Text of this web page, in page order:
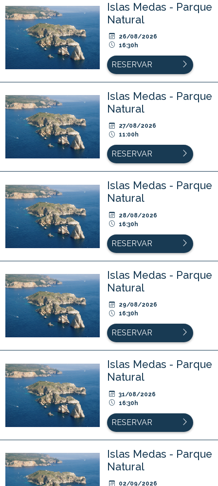
Islas Medas - Parque
Natural
26/08/2026
16:30h
RESERVAR
Islas Medas - Parque
Natural
27/08/2026
11:00h
RESERVAR
Islas Medas - Parque
Natural
28/08/2026
16:30h
RESERVAR
Islas Medas - Parque
Natural
29/08/2026
16:30h
RESERVAR
Islas Medas - Parque
Natural
31/08/2026
16:30h
RESERVAR
Islas Medas - Parque
Natural
02/09/2026